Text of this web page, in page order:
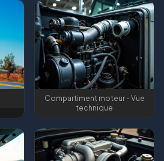
Compartiment moteur - Vue
technique